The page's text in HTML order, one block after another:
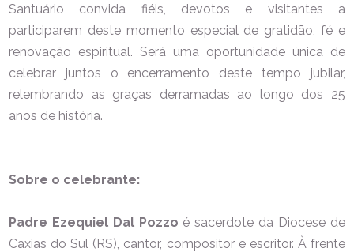
Santuário convida fiéis, devotos e visitantes a
participarem deste momento especial de gratidão, fé e
renovação espiritual. Será uma oportunidade única de
celebrar juntos o encerramento deste tempo jubilar,
relembrando as graças derramadas ao longo dos 25
anos de história.
Sobre o celebrante:
Padre Ezequiel Dal Pozzo é sacerdote da Diocese de
Caxias do Sul (RS), cantor, compositor e escritor. À frente